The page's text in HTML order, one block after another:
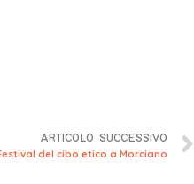
ARTICOLO SUCCESSIVO
del cibo etico a Morciano